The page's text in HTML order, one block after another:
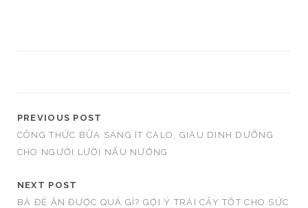
PREVIOUS POST
CÔNG THỨC BỮA SÁNG ÍT CALO, GIÀU DINH DƯỠNG
CHO NGƯỜI LƯỜI NẤU NƯỚNG
NEXT POST
BÀ ĐẺ ĂN ĐƯỢC QUẢ GÌ? GỢI Ý TRÁI CÂY TỐT CHO SỨC